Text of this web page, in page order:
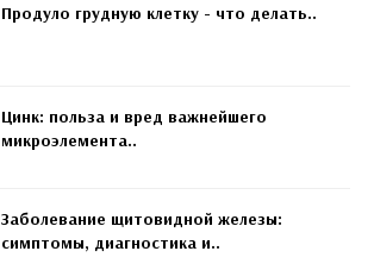
Продуло грудную клетку - что делать..
Цинк: польза и вред важнейшего
микроэлемента..
Заболевание щитовидной железы:
симптомы, диагностика и..